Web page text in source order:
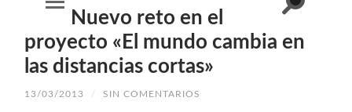
Alternar
menú
móvil
Alternar
el
de
Nuevo reto en el
proyecto «El mundo cambia en
las distancias cortas»
13/03/2013 / SIN COMENTARIOS